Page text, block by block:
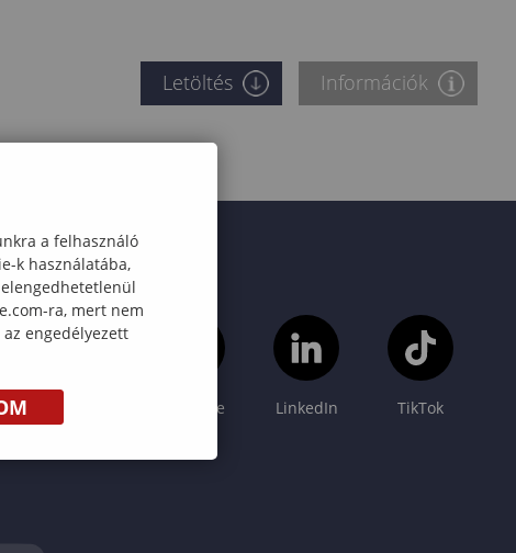
Letöltés Információk
YouTube LinkedIn TikTok
a felhasználó
k használatába,
ra, mert nem
engedélyezett